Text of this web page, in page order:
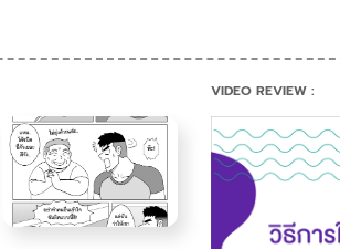
VIDEO REVIEW :